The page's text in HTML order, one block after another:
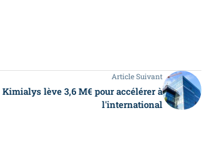
Article Suivant
Kimialys lève 3,6 M€ pour accélérer à
l'international